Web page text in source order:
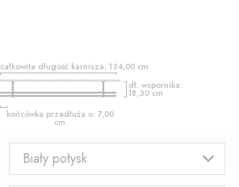
całkowita długość karnisza: 134,00cm
dł. wspornika:
18,30cm
końcówka przedłuża o: 7,00
cm
Biały połysk